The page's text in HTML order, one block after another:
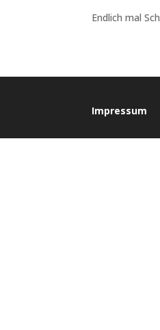
Endlich mal
Impressum